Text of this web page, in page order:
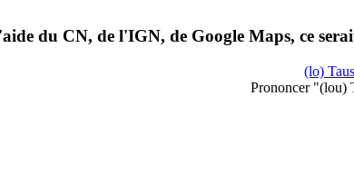
du CN, de l'IGN, de Google Maps, ce
(lo)
Prononcer "(lou)